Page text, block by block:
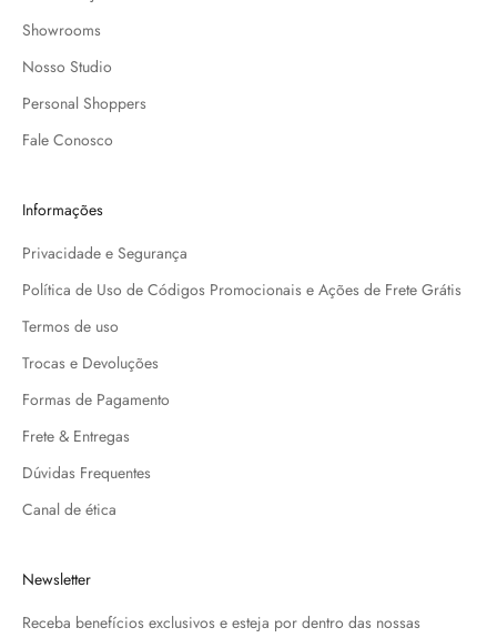
Showrooms
Nosso Studio
Personal Shoppers
Fale Conosco
Informações
Privacidade e Segurança
Política de Uso de Códigos Promocionais e Ações de Frete Grátis
Termos de uso
Trocas e Devoluções
Formas de Pagamento
Frete & Entregas
Dúvidas Frequentes
Canal de ética
Newsletter
Receba benefícios exclusivos e esteja por dentro das nossas